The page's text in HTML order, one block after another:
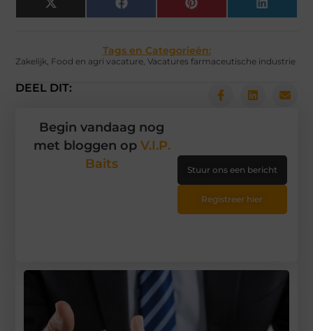
X
(Twitter)
Facebook Pinterest LinkedIn
Tags en Categorieën:
Zakelijk, Food en agri vacature,Vacatures farmaceutische industrie
DEEL DIT:
Begin vandaag nog
met bloggen op V.I.P.
Baits
Stuur ons een bericht
Registreer hier